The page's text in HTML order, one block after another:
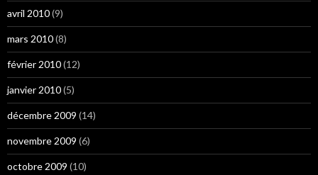
avril 2010(9)
mars 2010(8)
février 2010(12)
janvier 2010(5)
décembre 2009 (14)
novembre 2009 (6)
octobre 2009 (10)